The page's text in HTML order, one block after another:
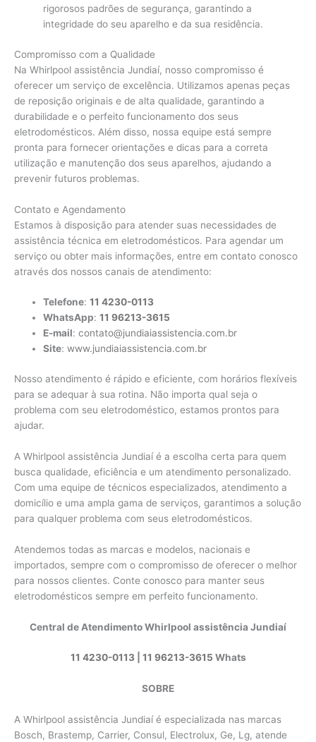
rigorosos padrões de segurança, garantindo a
integridade do seu aparelho e da sua residência.
Compromisso com a Qualidade
Na Whirlpool assistência Jundiaí, nosso compromisso é
oferecer um serviço de excelência. Utilizamos apenas peças
de reposição originais e de alta qualidade, garantindo a
durabilidade e o perfeito funcionamento dos seus
eletrodomésticos. Além disso, nossa equipe está sempre
pronta para fornecer orientações e dicas para a correta
utilização e manutenção dos seus aparelhos, ajudando a
prevenir futuros problemas.
Contato e Agendamento
Estamos à disposição para atender suas necessidades de
assistência técnica em eletrodomésticos. Para agendar um
serviço ou obter mais informações, entre em contato conosco
através dos nossos canais de atendimento:
Telefone:11 4230-0113
WhatsApp:11 96213-3615
E-mail:contato@jundiaiassistencia.com.br
Site:www.jundiaiassistencia.com.br
Nosso atendimento é rápido e eficiente, com horários flexíveis
para se adequar à sua rotina. Não importa qual seja o
problema com seu eletrodoméstico, estamos prontos para
ajudar.
A Whirlpool assistência Jundiaí é a escolha certa para quem
busca qualidade, eficiência e um atendimento personalizado.
Com uma equipe de técnicos especializados, atendimento a
domicílio e uma ampla gama de serviços, garantimos a solução
para qualquer problema com seus eletrodomésticos.
Atendemos todas as marcas e modelos, nacionais e
importados, sempre com o compromisso de oferecer o melhor
para nossos clientes. Conte conosco para manter seus
eletrodomésticos sempre em perfeito funcionamento.
Central de Atendimento Whirlpool assistência Jundiaí
11 4230-0113| 11 96213-3615 Whats
SOBRE
A Whirlpool assistência Jundiaí é especializada nas marcas
Bosch, Brastemp, Carrier, Consul, Electrolux, Ge, Lg, atende